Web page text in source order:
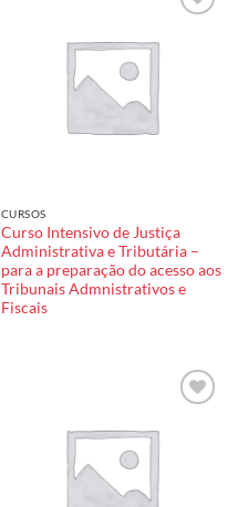
CURSOS
Curso Intensivo de Justiça
Administrativa e Tributária –
para a preparação do acesso aos
Tribunais Admnistrativos e
Fiscais